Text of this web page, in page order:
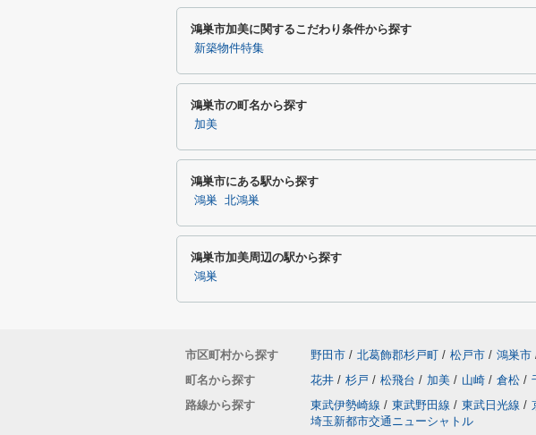
鴻巣市加美に関するこだわり条件から探す
新築物件特集
鴻巣市の町名から探す
加美
鴻巣市にある駅から探す
鴻巣 北鴻巣
鴻巣市加美周辺の駅から探す
鴻巣
市区町村から探す 野田市 / 北葛飾郡杉戸町 / 松戸市 / 鴻巣市
町名から探す
花井 / 杉戸 / 松飛台 / 加美 / 山崎 / 倉松 /
路線から探す
東武伊勢崎線 / 東武野田線 / 東武日光線 /
埼玉新都市交通ニューシャトル